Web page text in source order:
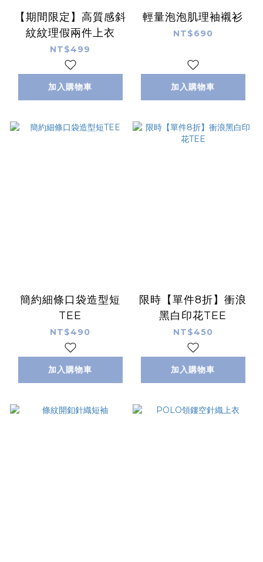
【期間限定】高質感斜
紋紋理假兩件上衣
NT$499
加入購物車
輕量泡泡肌理袖襯衫
NT$690
加入購物車
簡約細條口袋造型短
TEE
NT$490
加入購物車
限時【單件8折】衝浪
黑白印花TEE
NT$450
加入購物車